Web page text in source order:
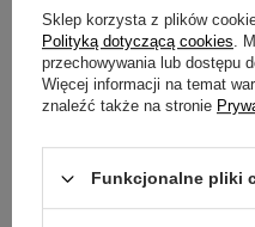
niezwłocznie, najciekawsze
odpowiedzi publikując dla
Sklep korzysta z plików
Polityką dotyczącą cookies.
przechowywania lub dostępu
Więcej informacji na temat
znaleźć także na stronie
Funkcjonalne pliki